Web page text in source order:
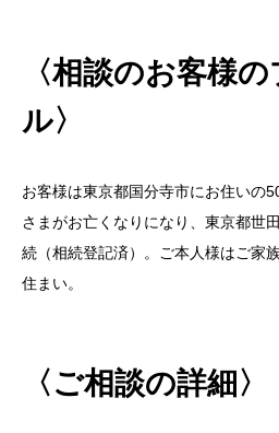
〈相談のお客様
ル〉
お客様は東京都国分寺市にお住いの
さまがお亡くなりになり、東京都世
続（相続登記済）。ご本人様はご家
住まい。
〈ご相談の詳細〉